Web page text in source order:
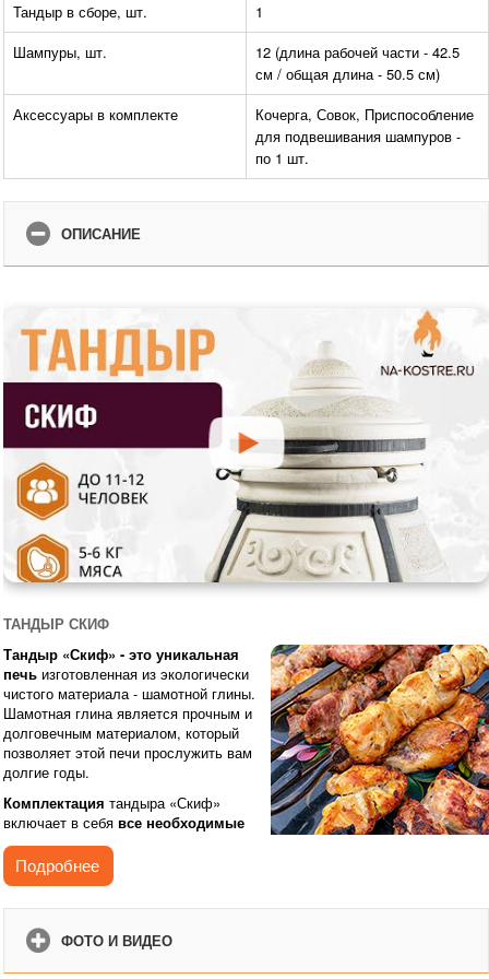
Тандыр в сборе, шт.
1
Шампуры, шт.
12 (длина рабочей части - 42.5
см / общая длина - 50.5 см)
Аксессуары в комплекте
Кочерга, Совок, Приспособление
для подвешивания шампуров -
по 1 шт.
ОПИСАНИЕ
ТАНДЫР СКИФ
Тандыр «Скиф» - это уникальная
печь изготовленная из экологически
чистого материала - шамотной глины.
Шамотная глина является прочным и
долговечным материалом, который
позволяет этой печи прослужить вам
долгие годы.
Комплектация тандыра «Скиф»
включает в себя все необходимые
аксессуарыдля приготовления
вкусных блюд на открытом огне. В
заводской комплектации вы найдете солнышко, совок, кочергу,
Шампуры, входящие в комплект, представлены в двух вариантах -
темном и светлом, оба из нержавеющей стали. Такая модификация
Подробнее
ФОТО И ВИДЕО